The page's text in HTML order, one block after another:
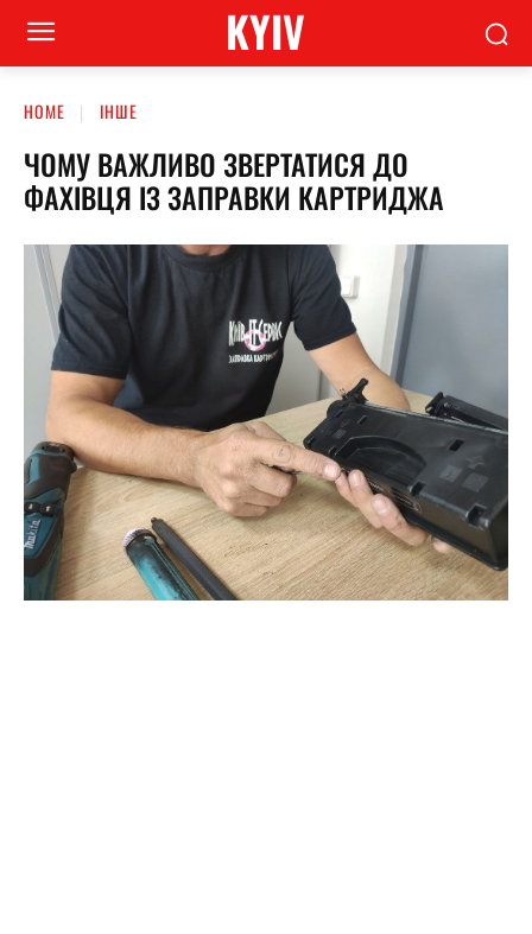
KYIV
HOME ІНШЕ
ЧОМУ ВАЖЛИВО ЗВЕРТАТИСЯ ДО
ФАХІВЦЯ ІЗ ЗАПРАВКИ КАРТРИДЖА